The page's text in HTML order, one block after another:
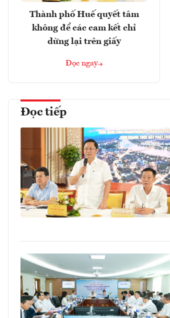
Thành phố Huế quyết tâm
không để các cam kết chỉ
dừng lại trên giấy
Đọc ngay
Đọc tiếp